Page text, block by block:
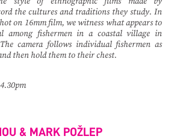
the cultures and traditions they study. In
on 16mm film, we witness what appears to
among fishermen in a coastal village in
camera follows individual fishermen as
then hold them to their chest.
& MARK POŽLEP